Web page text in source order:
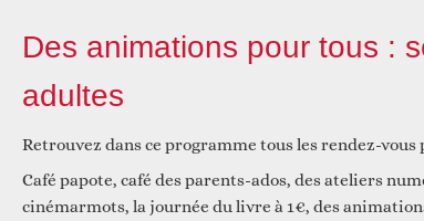
Des animations pour tous :
adultes
Retrouvez dans ce programme tous les rendez-vous
Café papote, café des parents-ados, des ateliers
cinémarmots, la journée du livre à 1€, des